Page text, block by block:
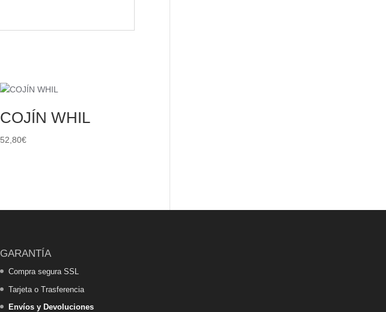
COJÍN WHIL
52,80€
GARANTÍA
Compra segura SSL
Tarjeta o Trasferencia
Envíos y Devoluciones